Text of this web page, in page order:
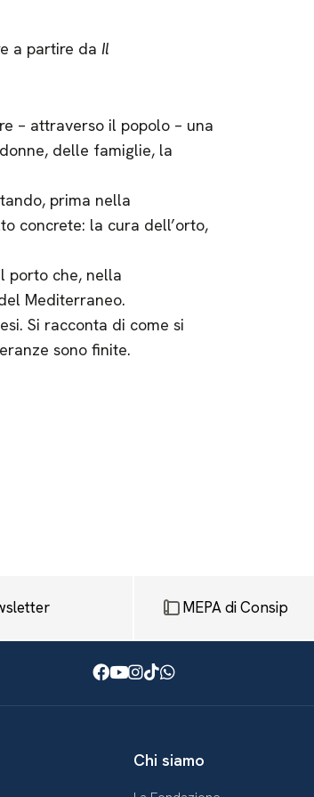
a partire da Il
– attraverso il popolo – una
delle famiglie, la
prima nella
concrete: la cura dell’orto,
porto che, nella
Mediterraneo.
Si racconta di come si
sono finite.
MEPA di Consip
Facebook
Youtube
Instagram
TikTok
WhatsApp
Chi siamo